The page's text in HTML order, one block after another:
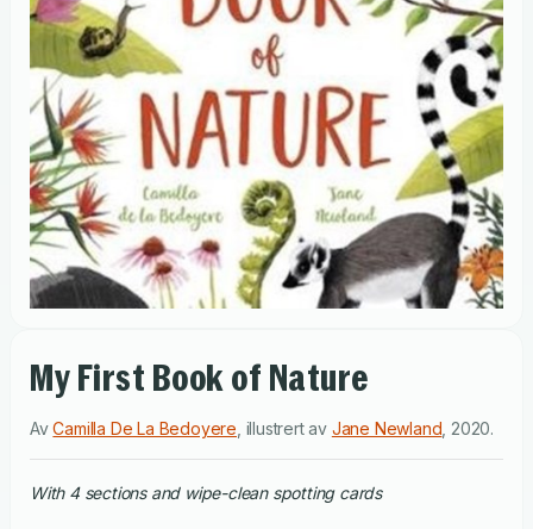
My First Book of Nature
AvCamilla De La Bedoyere illustrert av Jane Newland 2020.
With 4 sections and wipe-clean spotting cards